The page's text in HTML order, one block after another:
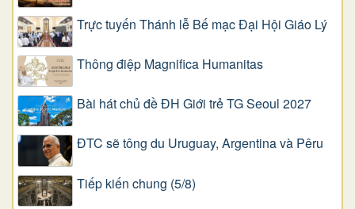
Trực tuyến Thánh lễ Bế mạc Đại Hội Giáo Lý
Thông điệp Magnifica Humanitas
Bài hát chủ đề ĐH Giới trẻ TG Seoul 2027
ĐTC sẽ tông du Uruguay, Argentina và Pêru
Tiếp kiến chung (5/8)